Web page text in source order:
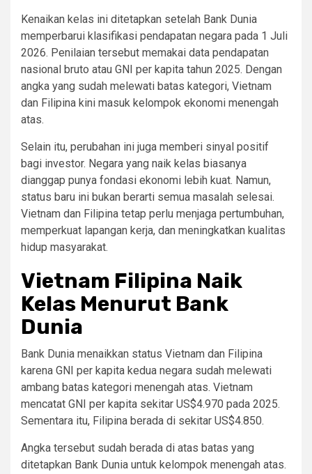
Kenaikan kelas ini ditetapkan setelah Bank Dunia
memperbarui klasifikasi pendapatan negara pada 1 Juli
2026. Penilaian tersebut memakai data pendapatan
nasional bruto atau GNI per kapita tahun 2025. Dengan
angka yang sudah melewati batas kategori, Vietnam
dan Filipina kini masuk kelompok ekonomi menengah
atas.
Selain itu, perubahan ini juga memberi sinyal positif
bagi investor. Negara yang naik kelas biasanya
dianggap punya fondasi ekonomi lebih kuat. Namun,
status baru ini bukan berarti semua masalah selesai.
Vietnam dan Filipina tetap perlu menjaga pertumbuhan,
memperkuat lapangan kerja, dan meningkatkan kualitas
hidup masyarakat.
Vietnam Filipina Naik
Kelas Menurut Bank
Dunia
Bank Dunia menaikkan status Vietnam dan Filipina
karena GNI per kapita kedua negara sudah melewati
ambang batas kategori menengah atas. Vietnam
mencatat GNI per kapita sekitar US$4.970 pada 2025.
Sementara itu, Filipina berada di sekitar US$4.850.
Angka tersebut sudah berada di atas batas yang
ditetapkan Bank Dunia untuk kelompok menengah atas.